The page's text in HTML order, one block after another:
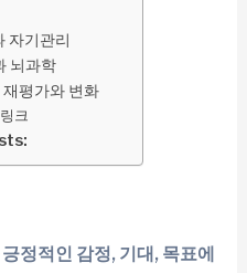
자기관리
뇌과학
평가와 변화
크
정적인 감정, 기대, 목표에